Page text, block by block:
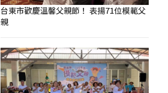
台東市歡慶溫馨父親節！ 表揚71位模範父
親